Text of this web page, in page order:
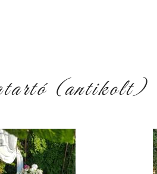
(antikolt)